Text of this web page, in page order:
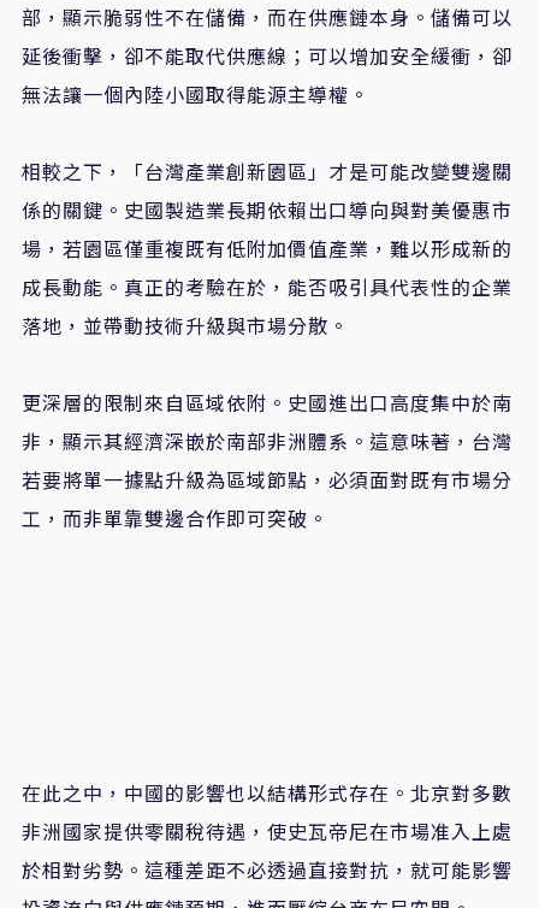
部，顯示脆弱性不在儲備，而在供應鏈本身。儲備可以
延後衝擊，卻不能取代供應線；可以增加安全緩衝，卻
無法讓一個內陸小國取得能源主導權。
相較之下，「台灣產業創新園區」才是可能改變雙邊關
係的關鍵。史國製造業長期依賴出口導向與對美優惠市
場，若園區僅重複既有低附加價值產業，難以形成新的
成長動能。真正的考驗在於，能否吸引具代表性的企業
落地，並帶動技術升級與市場分散。
更深層的限制來自區域依附。史國進出口高度集中於南
非，顯示其經濟深嵌於南部非洲體系。這意味著，台灣
若要將單一據點升級為區域節點，必須面對既有市場分
工，而非單靠雙邊合作即可突破。
在此之中，中國的影響也以結構形式存在。北京對多數
非洲國家提供零關稅待遇，使史瓦帝尼在市場准入上處
於相對劣勢。這種差距不必透過直接對抗，就可能影響